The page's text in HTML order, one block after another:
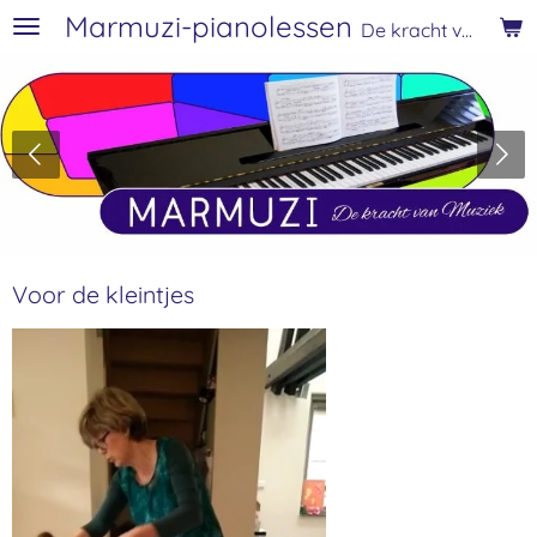
Ga
naar
de
hoofdinhoud
Marmuzi-pianolessen De kracht van muziek
Voor de kleintjes